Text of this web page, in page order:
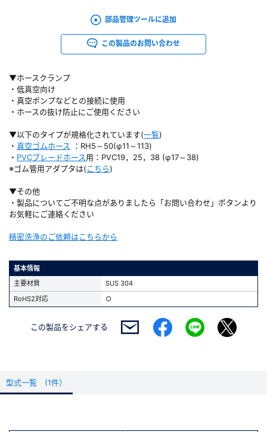
▼ホースクランプ
・低真空向け
・真空ポンプなどとの接続に使用
・ホースの抜け防止にご使用ください
▼以下のタイプが規格化されています(一覧)
・ 真空ゴムホース
：RH5～50(φ11～113)
・ PVCブレードホース用：PVC19，25，38 (φ17～38)
※ゴム管用アダプタは(こちら)
▼その他
・製品についてご不明な点がありましたら「お問い合わせ」ボタンより
お気軽にご連絡ください
精密洗浄のご依頼はこちらから
基本情報
主要材質
SUS 304
RoHS2対応
○
部品管理ツールに追加
この製品のお問い合わせ
この製品をシェアする
型式一覧 (1件）